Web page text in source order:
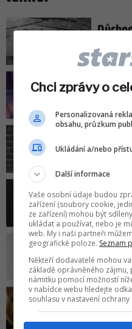
Víme,
Princ
ostře
Ariana
Rod
Co se
Chci zprávy o
Personalizovaná
obsahu, průzkum
Ukládání a/nebo
Další informace
Vaše osobní údaje budou
zařízení (soubory cookie,
ze zařízení) mohou být
ukládat a používat, nebo je
web. My i naši partneři
geografické poloze. Seznam
Někteří dodavatelé mohou
základě oprávněného
námitku pomocí možností
v nabídce webu hledejte
souhlasu v nastavení